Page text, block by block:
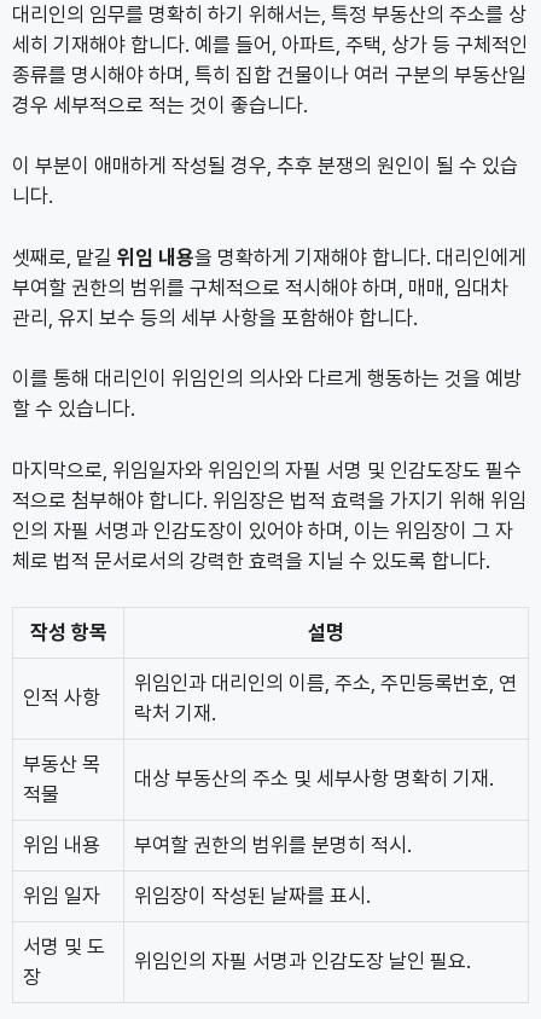
대리인의 임무를 명확히 하기 위해서는, 특정 부동산의 주소를 상
세히 기재해야 합니다. 예를 들어, 아파트, 주택, 상가 등 구체적인
종류를 명시해야 하며, 특히 집합 건물이나 여러 구분의 부동산일
경우 세부적으로 적는 것이 좋습니다.
이 부분이 애매하게 작성될 경우, 추후 분쟁의 원인이 될 수 있습
니다.
셋째로, 맡길 위임 내용을 명확하게 기재해야 합니다. 대리인에게
부여할 권한의 범위를 구체적으로 적시해야 하며, 매매, 임대차
관리, 유지 보수 등의 세부 사항을 포함해야 합니다.
이를 통해 대리인이 위임인의 의사와 다르게 행동하는 것을 예방
할 수 있습니다.
마지막으로, 위임일자와 위임인의 자필 서명 및 인감도장도 필수
적으로 첨부해야 합니다. 위임장은 법적 효력을 가지기 위해 위임
인의 자필 서명과 인감도장이 있어야 하며, 이는 위임장이 그 자
체로 법적 문서로서의 강력한 효력을 지닐 수 있도록 합니다.
작성 항목 설명
인적 사항
위임인과 대리인의 이름, 주소, 주민등록번호, 연
락처 기재.
부동산 목
적물
대상 부동산의 주소 및 세부사항 명확히 기재.
위임 내용 부여할 권한의 범위를 분명히 적시.
위임 일자 위임장이 작성된 날짜를 표시.
서명 및 도
장
위임인의 자필 서명과 인감도장 날인 필요.